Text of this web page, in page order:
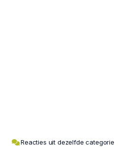
Reacties uit dezelfde categorie